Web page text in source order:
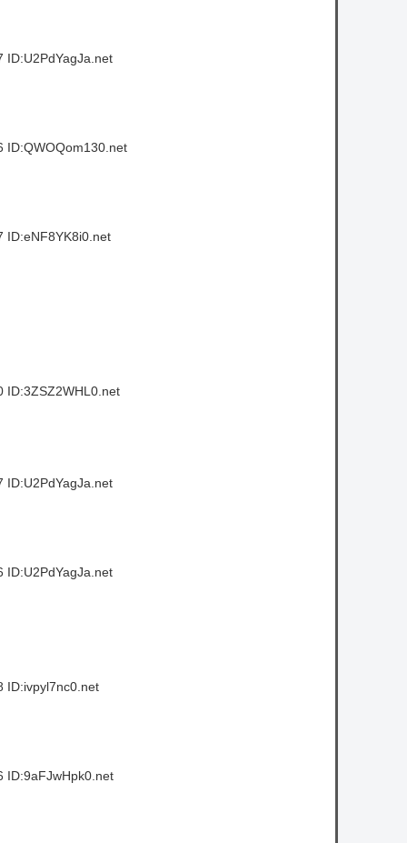
ID:U2PdYagJa.net
ID:QWOQom130.net
ID:eNF8YK8i0.net
ID:3ZSZ2WHL0.net
ID:U2PdYagJa.net
ID:U2PdYagJa.net
ID:ivpyl7nc0.net
ID:9aFJwHpk0.net